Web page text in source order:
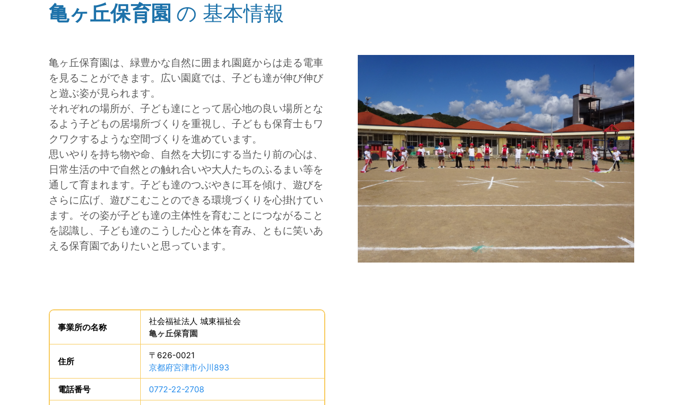
(タイトル)
亀ヶ丘保育園 の 基本情報
亀ヶ丘保育園は、緑豊かな自然に囲まれ園庭からは走る電車
を見ることができます。広い園庭では、子ども達が伸び伸び
と遊ぶ姿が見られます。
それぞれの場所が、子ども達にとって居心地の良い場所とな
るよう子どもの居場所づくりを重視し、子どもも保育士もワ
クワクするような空間づくりを進めています。
思いやりを持ち物や命、自然を大切にする当たり前の心は、
日常生活の中で自然との触れ合いや大人たちのふるまい等を
通して育まれます。子ども達のつぶやきに耳を傾け、遊びを
さらに広げ、遊びこむことのできる環境づくりを心掛けてい
ます。その姿が子ども達の主体性を育むことにつながること
を認識し、子ども達のこうした心と体を育み、ともに笑いあ
える保育園でありたいと思っています。
事業所の基礎データを読み上げます。
事業所の名称は、
社会福祉法人 城東福祉会
亀ヶ丘保育園
住所
〒626-0021
京都府宮津市小川893
電話番号 0772-22-2708